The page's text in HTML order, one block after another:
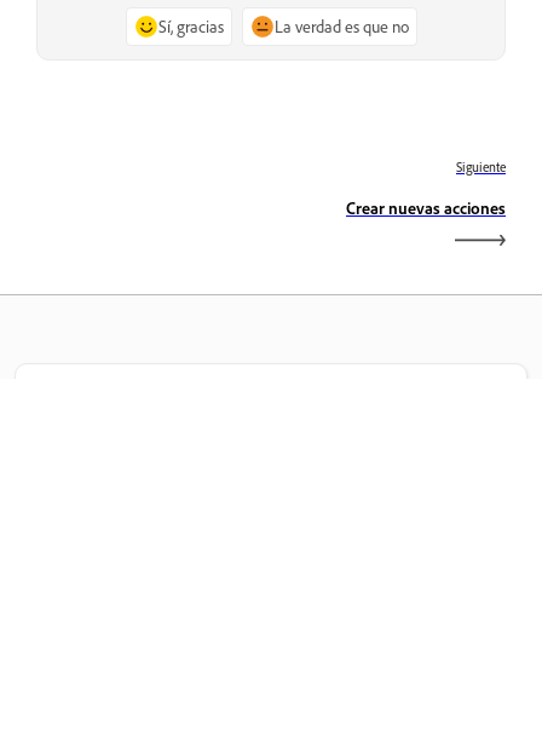
Sí, gracias La verdad es que no
Siguiente
Crear nuevas acciones